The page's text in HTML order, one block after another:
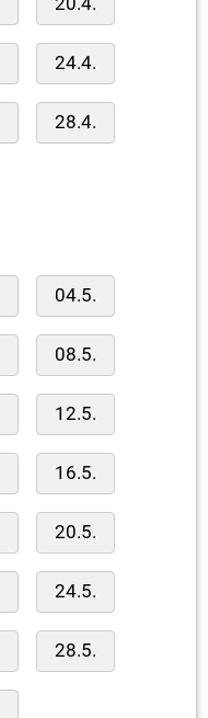
24.4.
28.4.
04.5.
08.5.
12.5.
16.5.
20.5.
24.5.
28.5.